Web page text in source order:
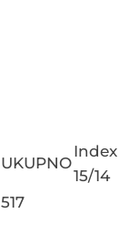
UKUPNO
Index
15/14
517